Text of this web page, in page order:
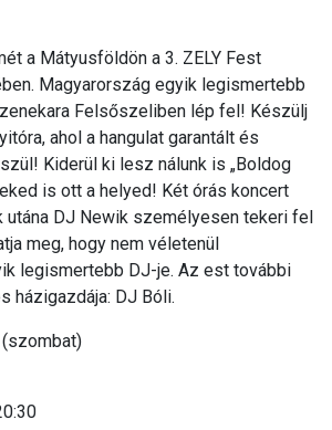
a Mátyusföldön a 3. ZELY Fest
Magyarország egyik legismertebb
Felsőszeliben lép fel! Készülj
ahol a hangulat garantált és
Kiderül ki lesz nálunk is „Boldog
is ott a helyed! Két órás koncert
utána DJ Newik személyesen tekeri fel
meg, hogy nem véletenül
legismertebb DJ-je. Az est további
házigazdája: DJ Bóli.
(szombat)